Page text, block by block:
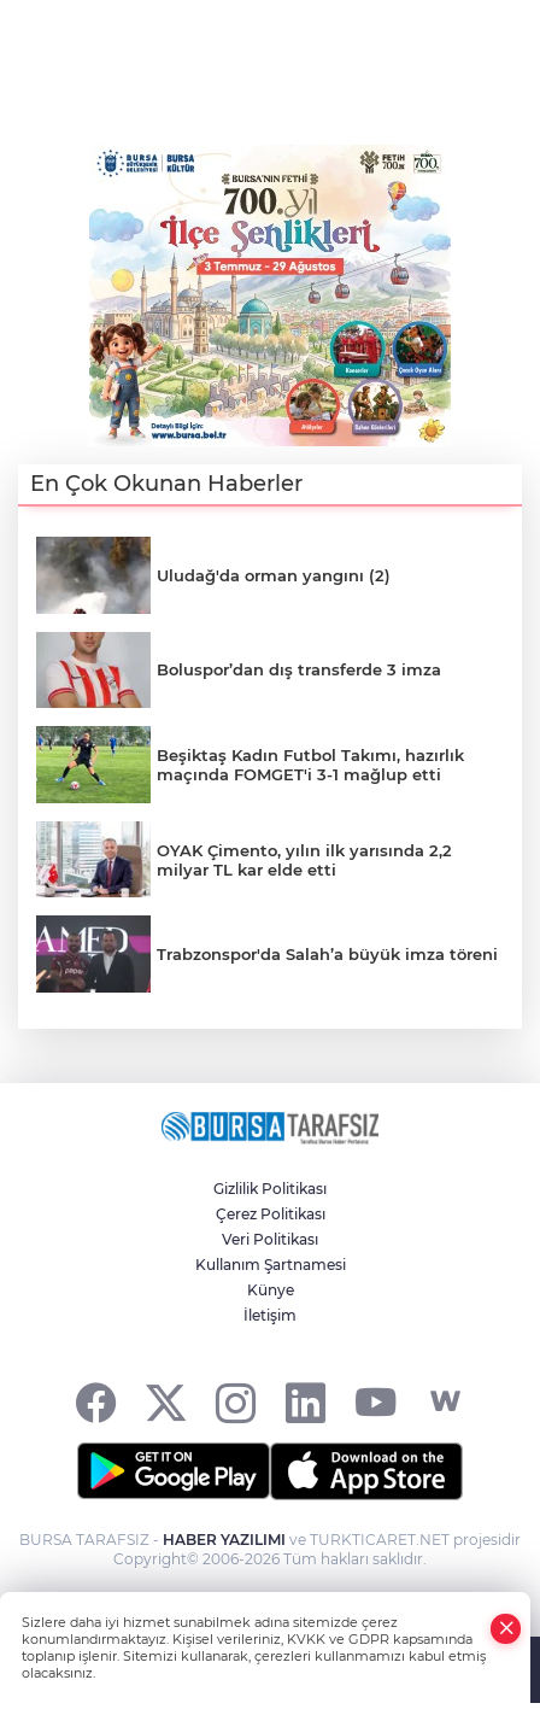
En Çok Okunan Haberler
Uludağ'da orman yangını (2)
Boluspor’dan dış transferde 3 imza
Beşiktaş Kadın Futbol Takımı, hazırlık
maçında FOMGET'i 3-1 mağlup etti
OYAK Çimento, yılın ilk yarısında 2,2
milyar TL kar elde etti
Trabzonspor'da Salah’a büyük imza töreni
Gizlilik Politikası
Çerez Politikası
Veri Politikası
Kullanım Şartnamesi
Künye
İletişim
BURSA TARAFSIZ - HABER YAZILIMI ve TURKTICARET.NET projesidir
Copyright© 2006-2026 Tüm hakları saklıdır.
Sizlere daha iyi hizmet sunabilmek adına sitemizde çerez
konumlandırmaktayız. Kişisel verileriniz, KVKK ve GDPR kapsamında
toplanıp işlenir. Sitemizi kullanarak, çerezleri kullanmamızı kabul etmiş
olacaksınız.